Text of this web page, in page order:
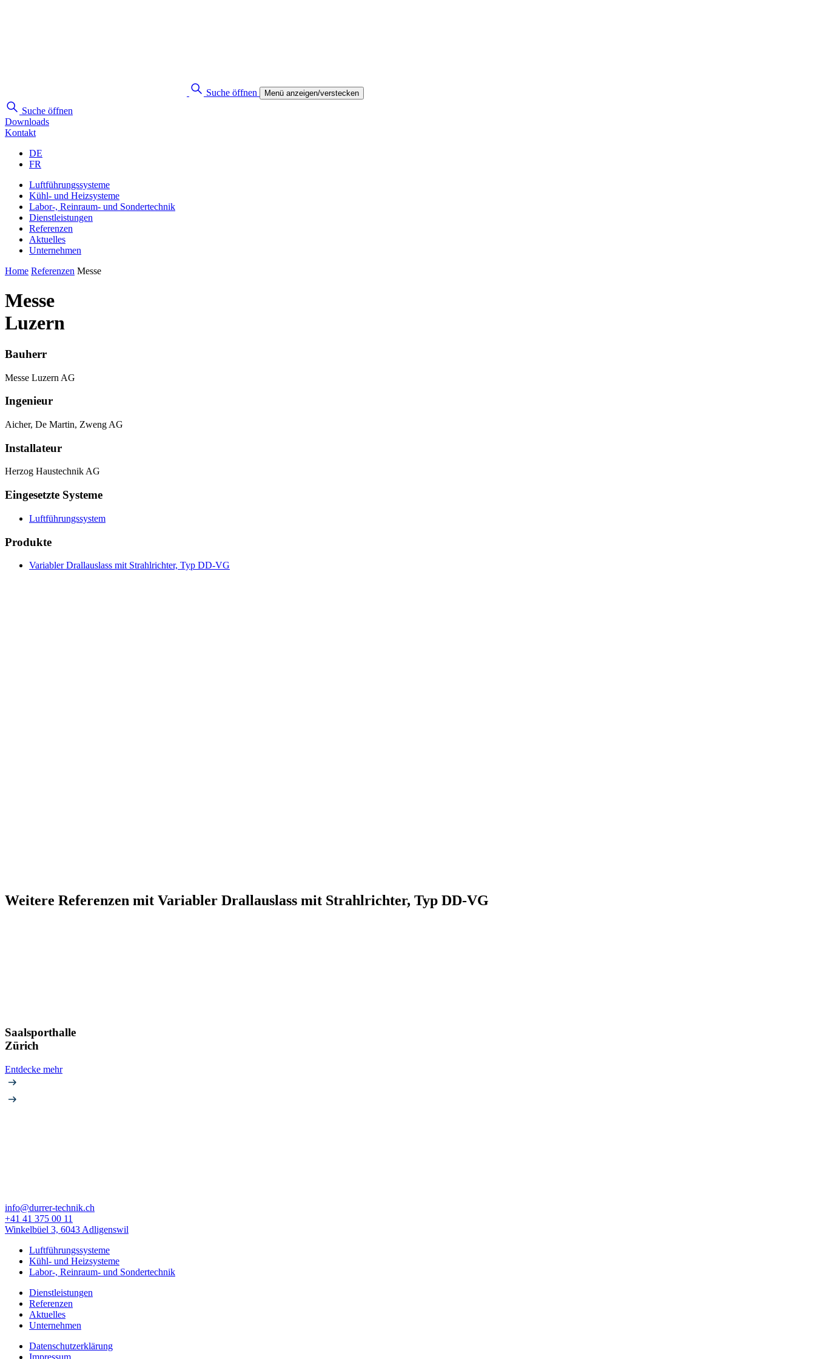
Suche öffnen Menü anzeigen/verstecken
Suche öffnen
Downloads
Kontakt
DE
FR
Luftführungssysteme
Kühl- und Heizsysteme
Labor-, Reinraum- und Sondertechnik
Dienstleistungen
Referenzen
Aktuelles
Unternehmen
Home Referenzen Messe
Messe
Luzern
Bauherr
Messe Luzern AG
Ingenieur
Aicher, De Martin, Zweng AG
Installateur
Herzog Haustechnik AG
Eingesetzte Systeme
Luftführungssystem
Produkte
Variabler Drallauslass mit Strahlrichter, Typ DD-VG
Weitere Referenzen mit Variabler Drallauslass mit Strahlrichter, Typ DD-VG
Saalsporthalle
Zürich
Entdecke mehr
info@durrer-technik.ch
+41 41 375 00 11
Winkelbüel 3, 6043 Adligenswil
Luftführungssysteme
Kühl- und Heizsysteme
Labor-, Reinraum- und Sondertechnik
Dienstleistungen
Referenzen
Aktuelles
Unternehmen
Datenschutzerklärung
Impressum